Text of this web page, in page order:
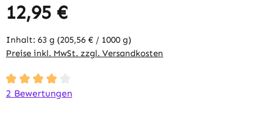
12,95 €
Inhalt: 63 g (205,56 € / 1000 g)
Preise inkl. MwSt. zzgl. Versandkosten
Durchschnittliche Bewertung von 4 von 5 Sternen
2 Bewertungen